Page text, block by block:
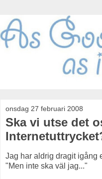
onsdag 27 februari 2008
Ska vi utse det
Jag har aldrig dragit igång
"Men inte ska väl jag..."